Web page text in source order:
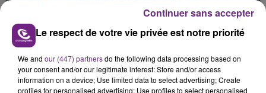
LA CENTRALE NUCLÉAIRE DE CHOOZ
TOUJOURS À L'ARRÊT
Cela fait déjà une semaine que la centrale
nucléaire ardennaise est à l'arrêt. Une situation
justifiée par la sécheresse intense qui est toujours
Le respect de votre vie privée est notre priorité
We and our (447) partnersdo the following data processing based on
your consent and/or our legitimate interest: Store and/or access
information on a device; Use limited data to select advertising; Create
profiles for personalised advertising; Use profiles to select personalised
Continuer sans accepter